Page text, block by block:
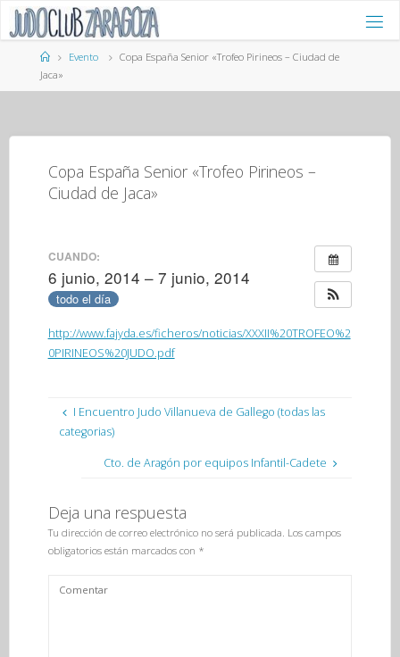
Saltar
contenidoPágina
de
Inicio
Evento
Copa España Senior «Trofeo Pirineos – Ciudad de
Jaca»
Copa España Senior «Trofeo Pirineos –
Ciudad de Jaca»
CUANDO:
6 junio, 2014 – 7 junio, 2014
todo el día
http://www.fajyda.es/ficheros/noticias/XXXII%20TROFEO%2
0PIRINEOS%20JUDO.pdf
I Encuentro Judo Villanueva de Gallego (todas las
categorias)
Cto. de Aragón por equipos Infantil-Cadete
Deja una respuesta
Tu dirección de correo electrónico no será publicada. Los campos
obligatorios están marcados con *